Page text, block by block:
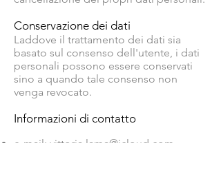
Conservazione dei dati
Laddove il trattamento dei dati sia
basato sul consenso dell'utente, i dati
personali possono essere conservati
sino a quando tale consenso non
venga revocato.
Informazioni di contatto
e-mail: vittoria.lama@icloud.com